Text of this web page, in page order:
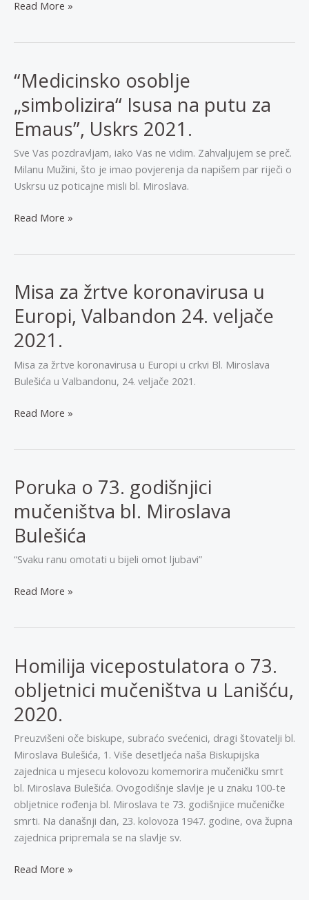
Bl.
u
crkvi
pred
Kristom
da
bi
u
svijetu
biti
Krist
Read More »
“Medicinsko osoblje
„simbolizira“ Isusa na putu za
Emaus”, Uskrs 2021.
Sve Vas pozdravljam, iako Vas ne vidim. Zahvaljujem se preč.
Milanu Mužini, što je imao povjerenja da napišem par riječi o
Uskrsu uz poticajne misli bl. Miroslava.
“Medicinsko
na
putu
za
Emaus”,
Uskrs
2021.
Read More »
Misa za žrtve koronavirusa u
Europi, Valbandon 24. veljače
2021.
Misa za žrtve koronavirusa u Europi u crkvi Bl. Miroslava
Bulešića u Valbandonu, 24. veljače 2021.
Misa
u
Europi,
Valbandon
24.
veljače
2021.
Read More »
Poruka o 73. godišnjici
mučeništva bl. Miroslava
Bulešića
“Svaku ranu omotati u bijeli omot ljubavi”
Poruka
mučeništva
bl.
Miroslava
Bulešića
Read More »
Homilija vicepostulatora o 73.
obljetnici mučeništva u Lanišću,
2020.
Preuzvišeni oče biskupe, subraćo svećenici, dragi štovatelji bl.
Miroslava Bulešića, 1. Više desetljeća naša Biskupijska
zajednica u mjesecu kolovozu komemorira mučeničku smrt
bl. Miroslava Bulešića. Ovogodišnje slavlje je u znaku 100-te
obljetnice rođenja bl. Miroslava te 73. godišnjice mučeničke
smrti. Na današnji dan, 23. kolovoza 1947. godine, ova župna
zajednica pripremala se na slavlje sv.
Homilija
Read More »